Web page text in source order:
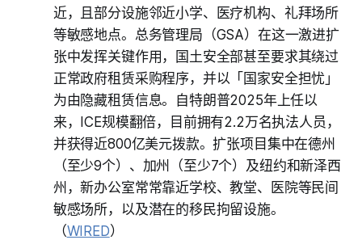
近，且部分设施邻近小学、医疗机构、礼拜场所
等敏感地点。总务管理局（GSA）在这一激进扩
张中发挥关键作用，国土安全部甚至要求其绕过
正常政府租赁采购程序，并以「国家安全担忧」
为由隐藏租赁信息。自特朗普2025年上任以
来，ICE规模翻倍，目前拥有2.2万名执法人员，
并获得近800亿美元拨款。扩张项目集中在德州
（至少9个）、加州（至少7个）及纽约和新泽西
州，新办公室常常靠近学校、教堂、医院等民间
敏感场所，以及潜在的移民拘留设施。
（WIRED）